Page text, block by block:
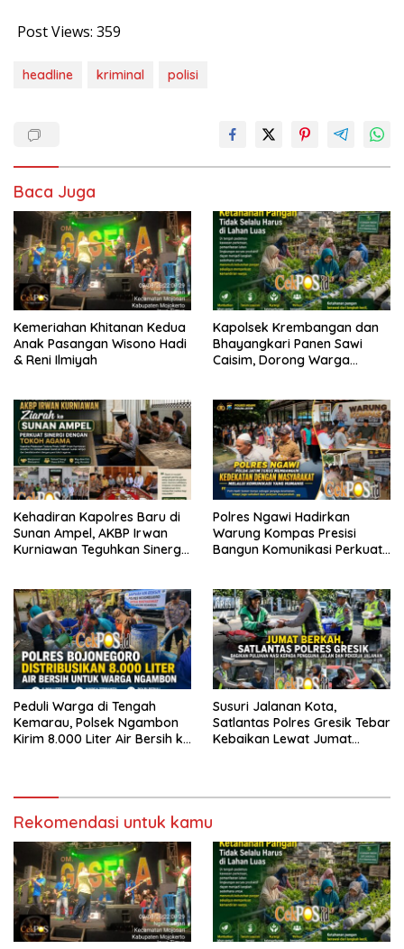
Post Views: 359
headline kriminal polisi
Baca Juga
Kemeriahan Khitanan Kedua
Anak Pasangan Wisono Hadi
& Reni Ilmiyah
Kapolsek Krembangan dan
Bhayangkari Panen Sawi
Caisim, Dorong Warga
Kehadiran Kapolres Baru di
Sunan Ampel, AKBP Irwan
Kurniawan Teguhkan Sinergi
Polres Ngawi Hadirkan
Warung Kompas Presisi
Bangun Komunikasi Perkuat
Peduli Warga di Tengah
Kemarau, Polsek Ngambon
Kirim 8.000 Liter Air Bersih ke
Susuri Jalanan Kota,
Satlantas Polres Gresik Tebar
Kebaikan Lewat Jumat
Rekomendasi untuk kamu